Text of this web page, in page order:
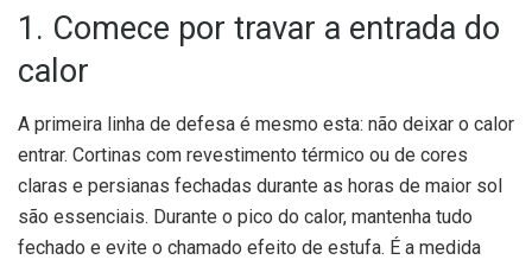
1. Comece por travar a entrada do
calor
A primeira linha de defesa é mesmo esta: não deixar o calor
entrar. Cortinas com revestimento térmico ou de cores
claras e persianas fechadas durante as horas de maior sol
são essenciais. Durante o pico do calor, mantenha tudo
fechado e evite o chamado efeito de estufa. É a medida